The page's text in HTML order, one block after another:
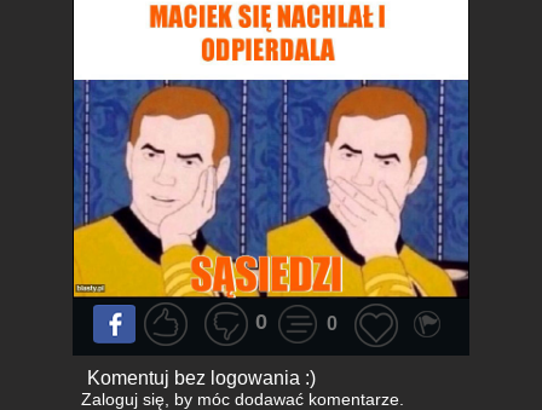
0 0
Komentuj bez logowania :)
Zaloguj się, by móc dodawać komentarze.